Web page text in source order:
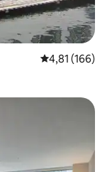
4,81 de uma
4,81 (166)